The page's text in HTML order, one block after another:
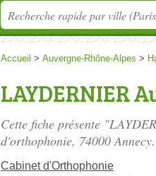
Accueil > Auvergne-Rhône-Alpes >
LAYDERNIER
Cette fiche présente
d'orthophonie, 74000 Annecy.
Cabinet d'Orthophonie